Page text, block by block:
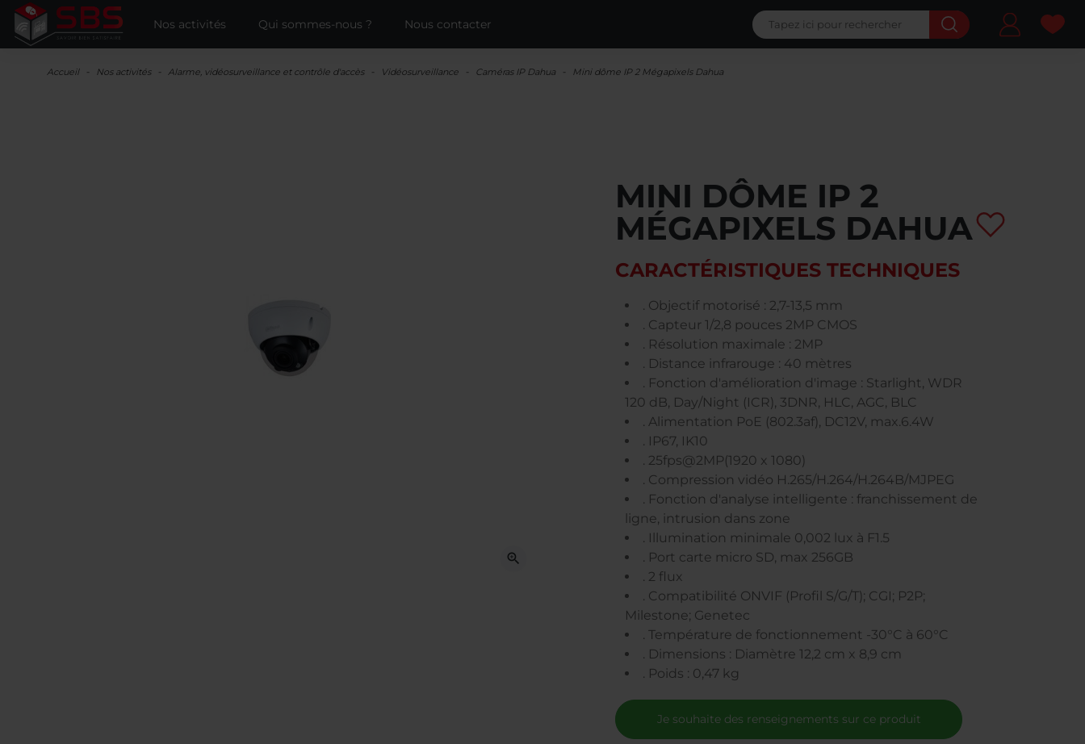
Nos activités Qui sommes-nous ? Nous contacter Ma
Accueil Nos activités Alarme, vidéosurveillance et contrôle d'accès Vidéosurveillance Caméras IP Dahua Mini dôme IP 2 Mégapixels Dahua
zoom_in
MINI DÔME IP 2
MÉGAPIXELS DAHUA
CARACTÉRISTIQUES TECHNIQUES
. Objectif motorisé : 2,7-13,5 mm
. Capteur 1/2,8 pouces 2MP CMOS
. Résolution maximale : 2MP
. Distance infrarouge : 40 mètres
. Fonction d'amélioration d'image : Starlight, WDR
120 dB, Day/Night (ICR), 3DNR, HLC, AGC, BLC
. Alimentation PoE (802.3af), DC12V, max.6.4W
. IP67, IK10
. 25fps@2MP(1920 x 1080)
. Compression vidéo H.265/H.264/H.264B/MJPEG
. Fonction d'analyse intelligente : franchissement de
ligne, intrusion dans zone
. Illumination minimale 0,002 lux à F1.5
. Port carte micro SD, max 256GB
. 2 flux
. Compatibilité ONVIF (Profil S/G/T); CGI; P2P;
Milestone; Genetec
. Température de fonctionnement -30°C à 60°C
. Dimensions : Diamètre 12,2 cm x 8,9 cm
. Poids : 0,47 kg
Je souhaite des renseignements sur ce produit